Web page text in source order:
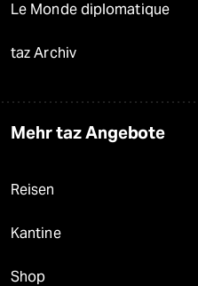
Le Monde diplomatique
taz Archiv
Mehr taz Angebote
Reisen
Kantine
Shop